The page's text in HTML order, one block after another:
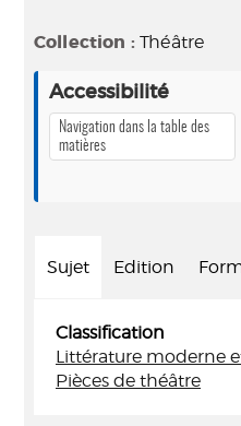
Collection : Théâtre
Accessibilité
Navigation dans la table des
matières
Sujet Edition
Classification
Littérature moderne
Pièces de théâtre